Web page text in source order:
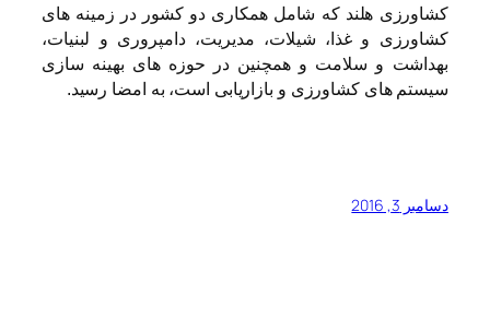
کشاورزی هلند که شامل همکاری دو کشور در زمینه های
کشاورزی و غذا، شیلات، مدیریت، دامپروری و لبنیات،
بهداشت و سلامت و همچنین در حوزه های بهینه سازی
سیستم های کشاورزی و بازاریابی است، به امضا رسید.
دسامبر 3, 2016